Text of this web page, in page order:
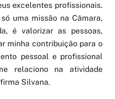
excelentes profissionais.
uma missão na Câmara,
é valorizar as pessoas,
minha contribuição para o
pessoal e profissional
relaciono na atividade
Silvana.